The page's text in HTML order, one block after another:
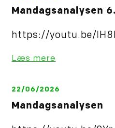
Mandagsanalysen
https://youtu.be/
Læs mere
22/06/2026
Mandagsanalysen